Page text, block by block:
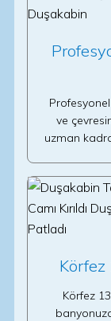
ve
uzman
Körfez